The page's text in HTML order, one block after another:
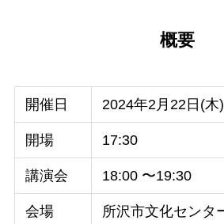
概要
開催日 2024年2月22日(木)
開場 17:30
講演会 18:00 〜19:30
会場
所沢市文化センタ